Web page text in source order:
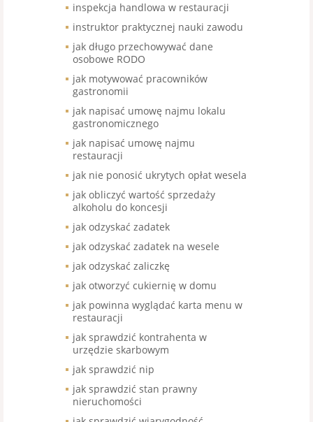
inspekcja handlowa w restauracji
instruktor praktycznej nauki zawodu
jak długo przechowywać dane
osobowe RODO
jak motywować pracowników
gastronomii
jak napisać umowę najmu lokalu
gastronomicznego
jak napisać umowę najmu
restauracji
jak nie ponosić ukrytych opłat wesela
jak obliczyć wartość sprzedaży
alkoholu do koncesji
jak odzyskać zadatek
jak odzyskać zadatek na wesele
jak odzyskać zaliczkę
jak otworzyć cukiernię w domu
jak powinna wyglądać karta menu w
restauracji
jak sprawdzić kontrahenta w
urzędzie skarbowym
jak sprawdzić nip
jak sprawdzić stan prawny
nieruchomości